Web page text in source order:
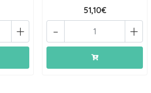
+
51,10€
+
-